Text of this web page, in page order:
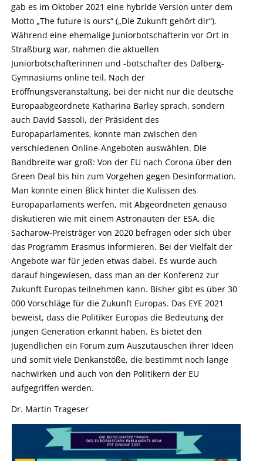
gab es im Oktober 2021 eine hybride Version unter dem
Motto „The future is ours“ („Die Zukunft gehört dir“).
Während eine ehemalige Juniorbotschafterin vor Ort in
Straßburg war, nahmen die aktuellen
Juniorbotschafterinnen und -botschafter des Dalberg-
Gymnasiums online teil. Nach der
Eröffnungsveranstaltung, bei der nicht nur die deutsche
Europaabgeordnete Katharina Barley sprach, sondern
auch David Sassoli, der Präsident des
Europaparlamentes, konnte man zwischen den
verschiedenen Online-Angeboten auswählen. Die
Bandbreite war groß: Von der EU nach Corona über den
Green Deal bis hin zum Vorgehen gegen Desinformation.
Man konnte einen Blick hinter die Kulissen des
Europaparlaments werfen, mit Abgeordneten genauso
diskutieren wie mit einem Astronauten der ESA, die
Sacharow-Preisträger von 2020 befragen oder sich über
das Programm Erasmus informieren. Bei der Vielfalt der
Angebote war für jeden etwas dabei. Es wurde auch
darauf hingewiesen, dass man an der Konferenz zur
Zukunft Europas teilnehmen kann. Bisher gibt es über 30
000 Vorschläge für die Zukunft Europas. Das EYE 2021
beweist, dass die Politiker Europas die Bedeutung der
jungen Generation erkannt haben. Es bietet den
Jugendlichen ein Forum zum Auszutauschen ihrer Ideen
und somit viele Denkanstöße, die bestimmt noch lange
nachwirken und auch von den Politikern der EU
aufgegriffen werden.
Dr. Martin Trageser